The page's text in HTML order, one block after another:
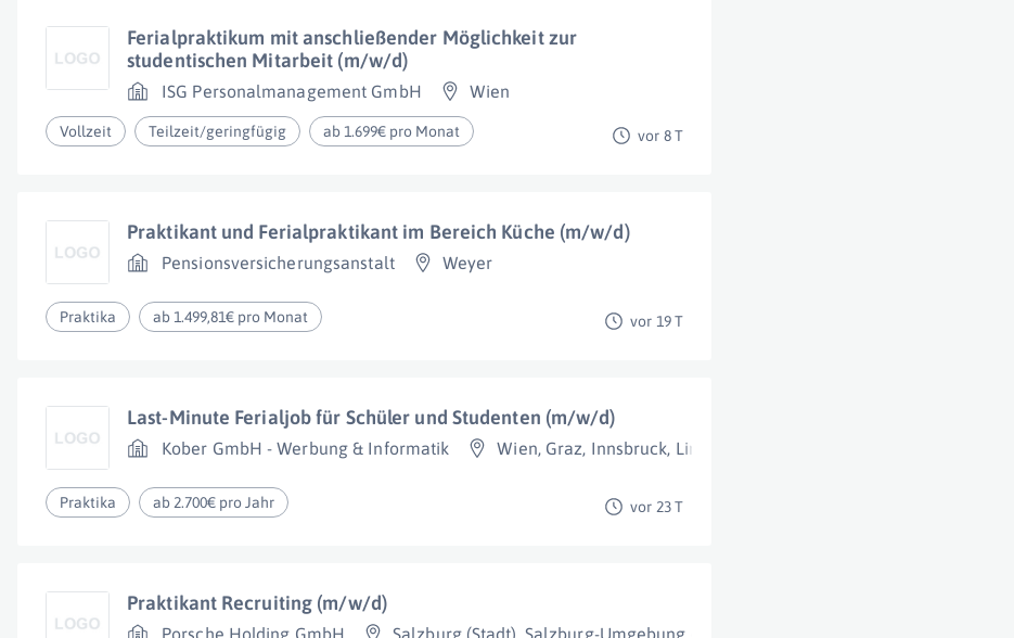
Ferialpraktikum mit anschließender Möglichkeit zur
studentischen Mitarbeit (m/w/d)
ISG Personalmanagement GmbH Wien
Vollzeit Teilzeit/geringfügig ab 1.699€ pro Monat vor 8 T
Praktikant und Ferialpraktikant im Bereich Küche (m/w/d)
Pensionsversicherungsanstalt Weyer
Praktika ab 1.499,81€ pro Monat vor 19 T
Last-Minute Ferialjob für Schüler und Studenten (m/w/d)
Kober GmbH - Werbung & Informatik Wien, Graz, Innsbruck, Linz
Praktika ab 2.700€ pro Jahr vor 23 T
Praktikant Recruiting (m/w/d)
Porsche Holding GmbH Salzburg (Stadt) Salzburg-Umgebung (Bezirk)